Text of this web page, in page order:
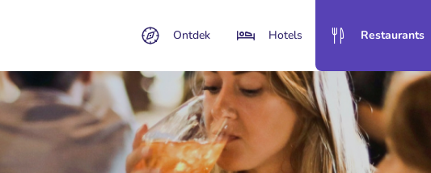
Ontdek Hotels Restaurants